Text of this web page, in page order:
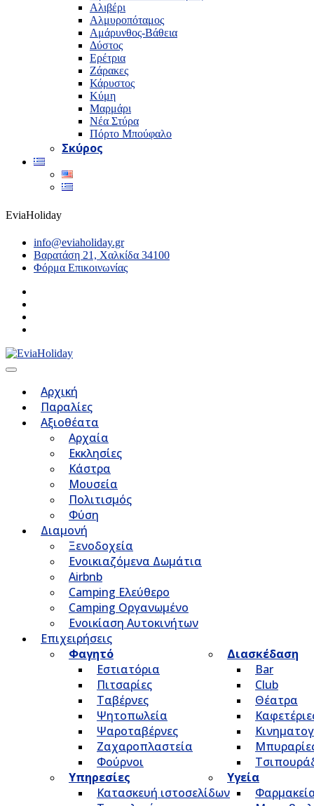
Αλιβέρι
Αλμυροπόταμος
Αμάρυνθος-Βάθεια
Δύστος
Ερέτρια
Ζάρακες
Κάρυστος
Κύμη
Μαρμάρι
Νέα Στύρα
Πόρτο Μπούφαλο
Σκύρος
EviaHoliday
info@eviaholiday.gr
Βαρατάση 21, Χαλκίδα 34100
Φόρμα Επικοινωνίας
Αρχική
Παραλίες
Αξιοθέατα
Αρχαία
Εκκλησίες
Κάστρα
Μουσεία
Πολιτισμός
Φύση
Διαμονή
Ξενοδοχεία
Ενοικιαζόμενα Δωμάτια
Airbnb
Camping Ελεύθερο
Camping Οργανωμένο
Ενοικίαση Αυτοκινήτων
Επιχειρήσεις
Φαγητό
Εστιατόρια
Πιτσαρίες
Ταβέρνες
Ψητοπωλεία
Ψαροταβέρνες
Ζαχαροπλαστεία
Φούρνοι
Διασκέδαση
Bar
Club
Θέατρα
Υπηρεσίες
Κατασκευή ιστοσελίδων
Υγεία